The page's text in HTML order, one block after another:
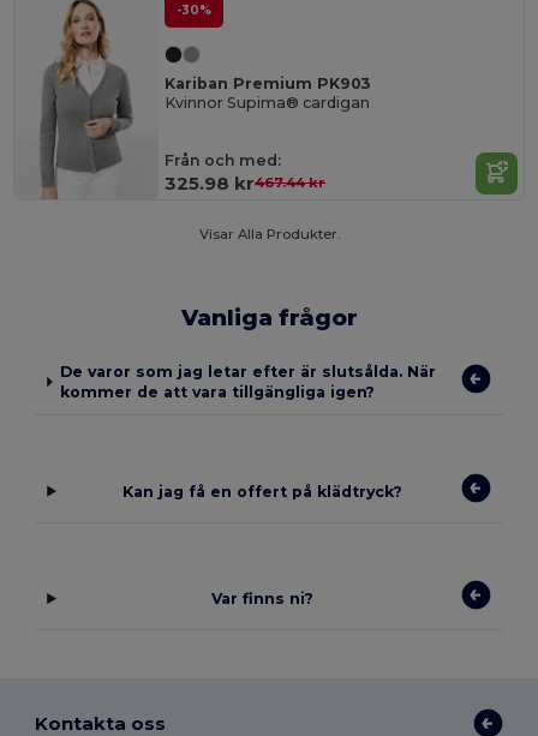
-30%
Kariban Premium PK903
Kvinnor Supima® cardigan
Från och med:
325.98 kr467.44 kr
Visar Alla Produkter.
Vanliga frågor
De varor som jag letar efter är slutsålda. När
kommer de att vara tillgängliga igen?
Kan jag få en offert på klädtryck?
Var finns ni?
Kontakta oss